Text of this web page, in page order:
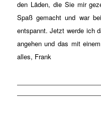
den Läden, die Sie mir
Spaß gemacht und war
entspannt.Jetzt werde ich
angehen und das mit
alles, Frank